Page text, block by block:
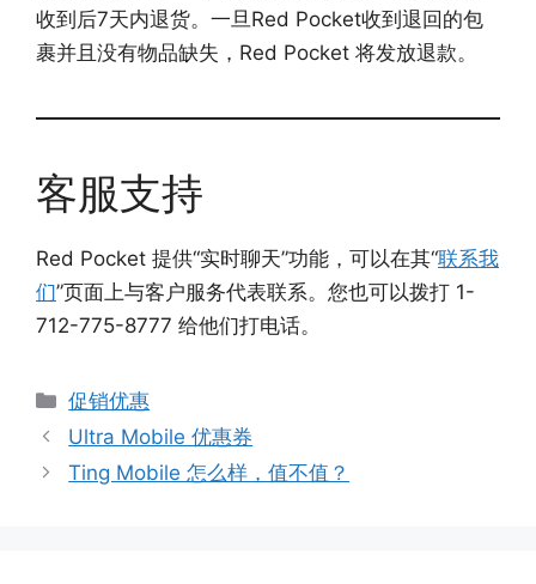
收到后7天内退货。一旦Red Pocket收到退回的包
裹并且没有物品缺失，Red Pocket 将发放退款。
客服支持
Red Pocket 提供“实时聊天”功能，可以在其“联系我
们”页面上与客户服务代表联系。您也可以拨打 1-
712-775-8777 给他们打电话。
分
类
促销优惠
Ultra Mobile 优惠券
Ting Mobile 怎么样，值不值？